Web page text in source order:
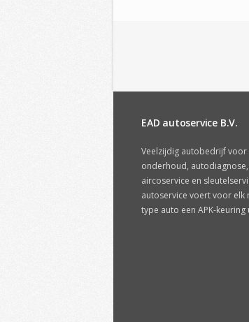
EAD autoservice B.V.
Veelzijdig autobedrijf voor
onderhoud, autodiagnose,
aircoservice en
autoservice voert voor elk
type auto een APK-keuring